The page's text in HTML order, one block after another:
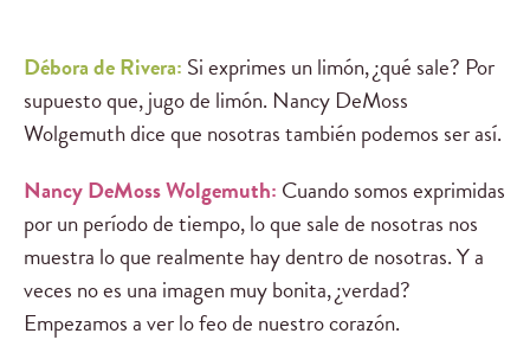
Débora de Rivera: Si exprimes un limón, ¿qué sale? Por
supuesto que, jugo de limón. Nancy DeMoss
Wolgemuth dice que nosotras también podemos ser así.
Nancy DeMoss Wolgemuth: Cuando somos exprimidas
por un período de tiempo, lo que sale de nosotras nos
muestra lo que realmente hay dentro de nosotras. Y a
veces no es una imagen muy bonita, ¿verdad?
Empezamos a ver lo feo de nuestro corazón.